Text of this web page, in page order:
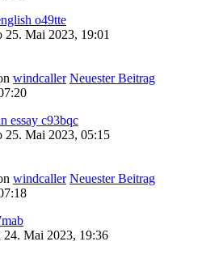
o49tte
25. Mai 2023, 19:01
windcaller Neuester Beitrag
essay c93bqc
25. Mai 2023, 05:15
windcaller Neuester Beitrag
24. Mai 2023, 19:36